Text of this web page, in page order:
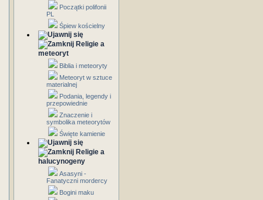
Początki polifonii
PL
Śpiew kościelny
Religie a
meteoryt
Biblia i meteoryty
Meteoryt w sztuce
materialnej
Podania, legendy i
przepowiednie
Znaczenie i
symbolika meteorytów
Święte kamienie
Religie a
halucynogeny
Asasyni -
Fanatyczni mordercy
Bogini maku